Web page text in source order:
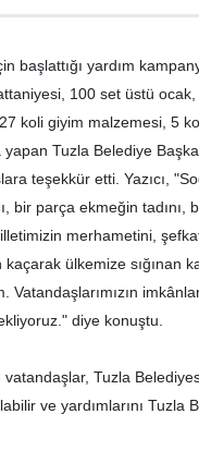
başlattığı yardım
100 set üstü ocak,
koli giyim malzemesi, 5
Tuzla Belediye
teşekkür etti. Yazıcı,
bir parça ekmeğin tadını,
merhametini,
ülkemize sığınan
diye konuştu.
Tuzla
ve yardımlarını Tuzla